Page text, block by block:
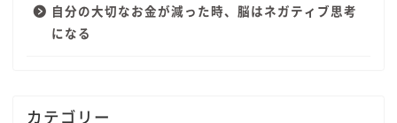
自分の大切なお金が減った時、脳はネガティブ思考
になる
カテゴリー